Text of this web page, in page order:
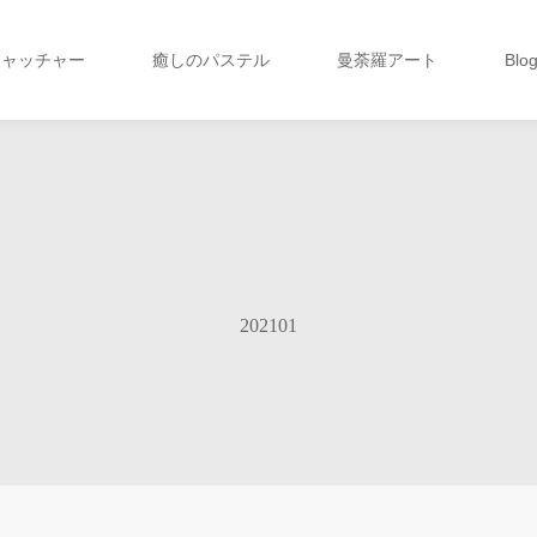
ッチャー 癒しのパステル 曼荼羅アート Blog
202101